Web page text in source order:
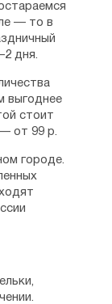
— то в
дня.
выгоднее
стоит
от 99 р.
городе.